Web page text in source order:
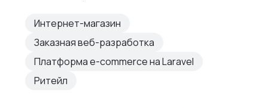
Интернет-магазин
Заказная веб-разработка
Платформа e-commerce на Laravel
Ритейл